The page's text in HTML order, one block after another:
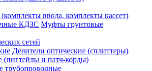
ввода, комплекты кассет)
КДЗС Муфты грунтовые
сетей
Делители оптические (сплиттеры)
и патч-корды)
трубопроводные